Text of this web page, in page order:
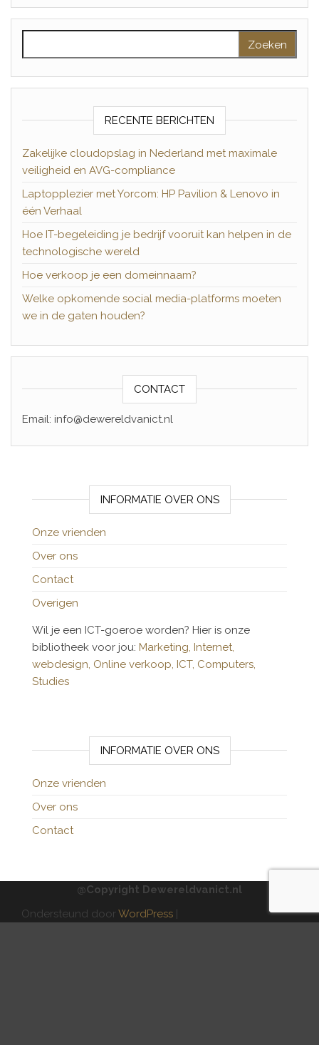
RECENTE BERICHTEN
Zakelijke cloudopslag in Nederland met maximale
veiligheid en AVG-compliance
Laptopplezier met Yorcom: HP Pavilion & Lenovo in
één Verhaal
Hoe IT-begeleiding je bedrijf vooruit kan helpen in de
technologische wereld
Hoe verkoop je een domeinnaam?
Welke opkomende social media-platforms moeten
we in de gaten houden?
CONTACT
Email: info@dewereldvanict.nl
INFORMATIE OVER ONS
Onze vrienden
Over ons
Contact
Overigen
Wil je een ICT-goeroe worden? Hier is onze
bibliotheek voor jou: Marketing, Internet,
webdesign, Online verkoop, ICT, Computers,
Studies
INFORMATIE OVER ONS
Onze vrienden
Over ons
Contact
@Copyright Dewereldvanict.nl
Ondersteund doorWordPress